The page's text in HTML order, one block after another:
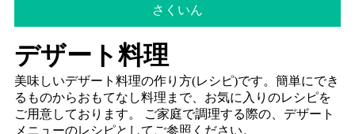
さくいん
デザート料理
美味しいデザート料理の作り方(レシピ)です。簡単にでき
るものからおもてなし料理まで、お気に入りのレシピを
ご用意しております。 ご家庭で調理する際の、デザート
メニューのレシピとしてご参照ください。